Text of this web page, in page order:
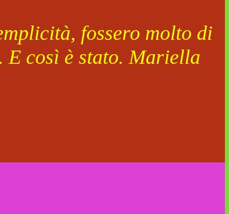
fossero molto di
E così è stato. Mariella